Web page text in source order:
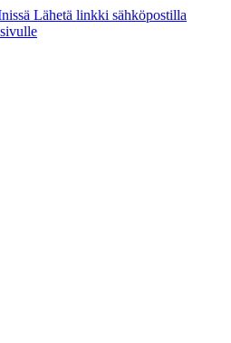
Lähetä linkki sähköpostilla